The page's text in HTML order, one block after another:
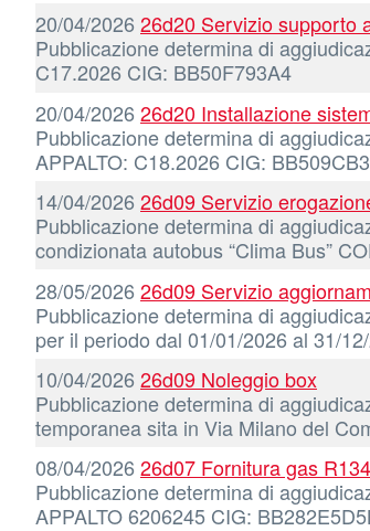
20/04/2026 26d20 Servizio supporto
Pubblicazione determina di
C17.2026 CIG: BB50F793A4
20/04/202626d20 Installazione
Pubblicazione determina di
APPALTO: C18.2026 CIG:
14/04/2026 26d09 Servizio
Pubblicazione determina di
condizionata autobus “Clima Bus”
28/05/202626d09 Servizio
Pubblicazione determina di
per il periodo dal 01/01/2026 al 31/
10/04/2026 26d09 Noleggio box
Pubblicazione determina di
temporanea sita in Via Milano del
08/04/202626d07 Fornitura gas
Pubblicazione determina di
APPALTO 6206245 CIG: